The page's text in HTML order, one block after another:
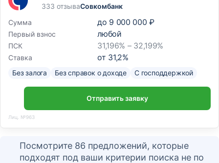
333 отзываСовкомбанк
Сумма
до 9 000 000 ₽
Первый взнос любой
ПСК 31,196% – 32,199%
Ставка от 31,2%
Без залога Без справок о доходе С господдержкой
Отправить заявку
Лиц. №963
Посмотрите 86 предложений, которые
подходят под ваши критерии поиска не по